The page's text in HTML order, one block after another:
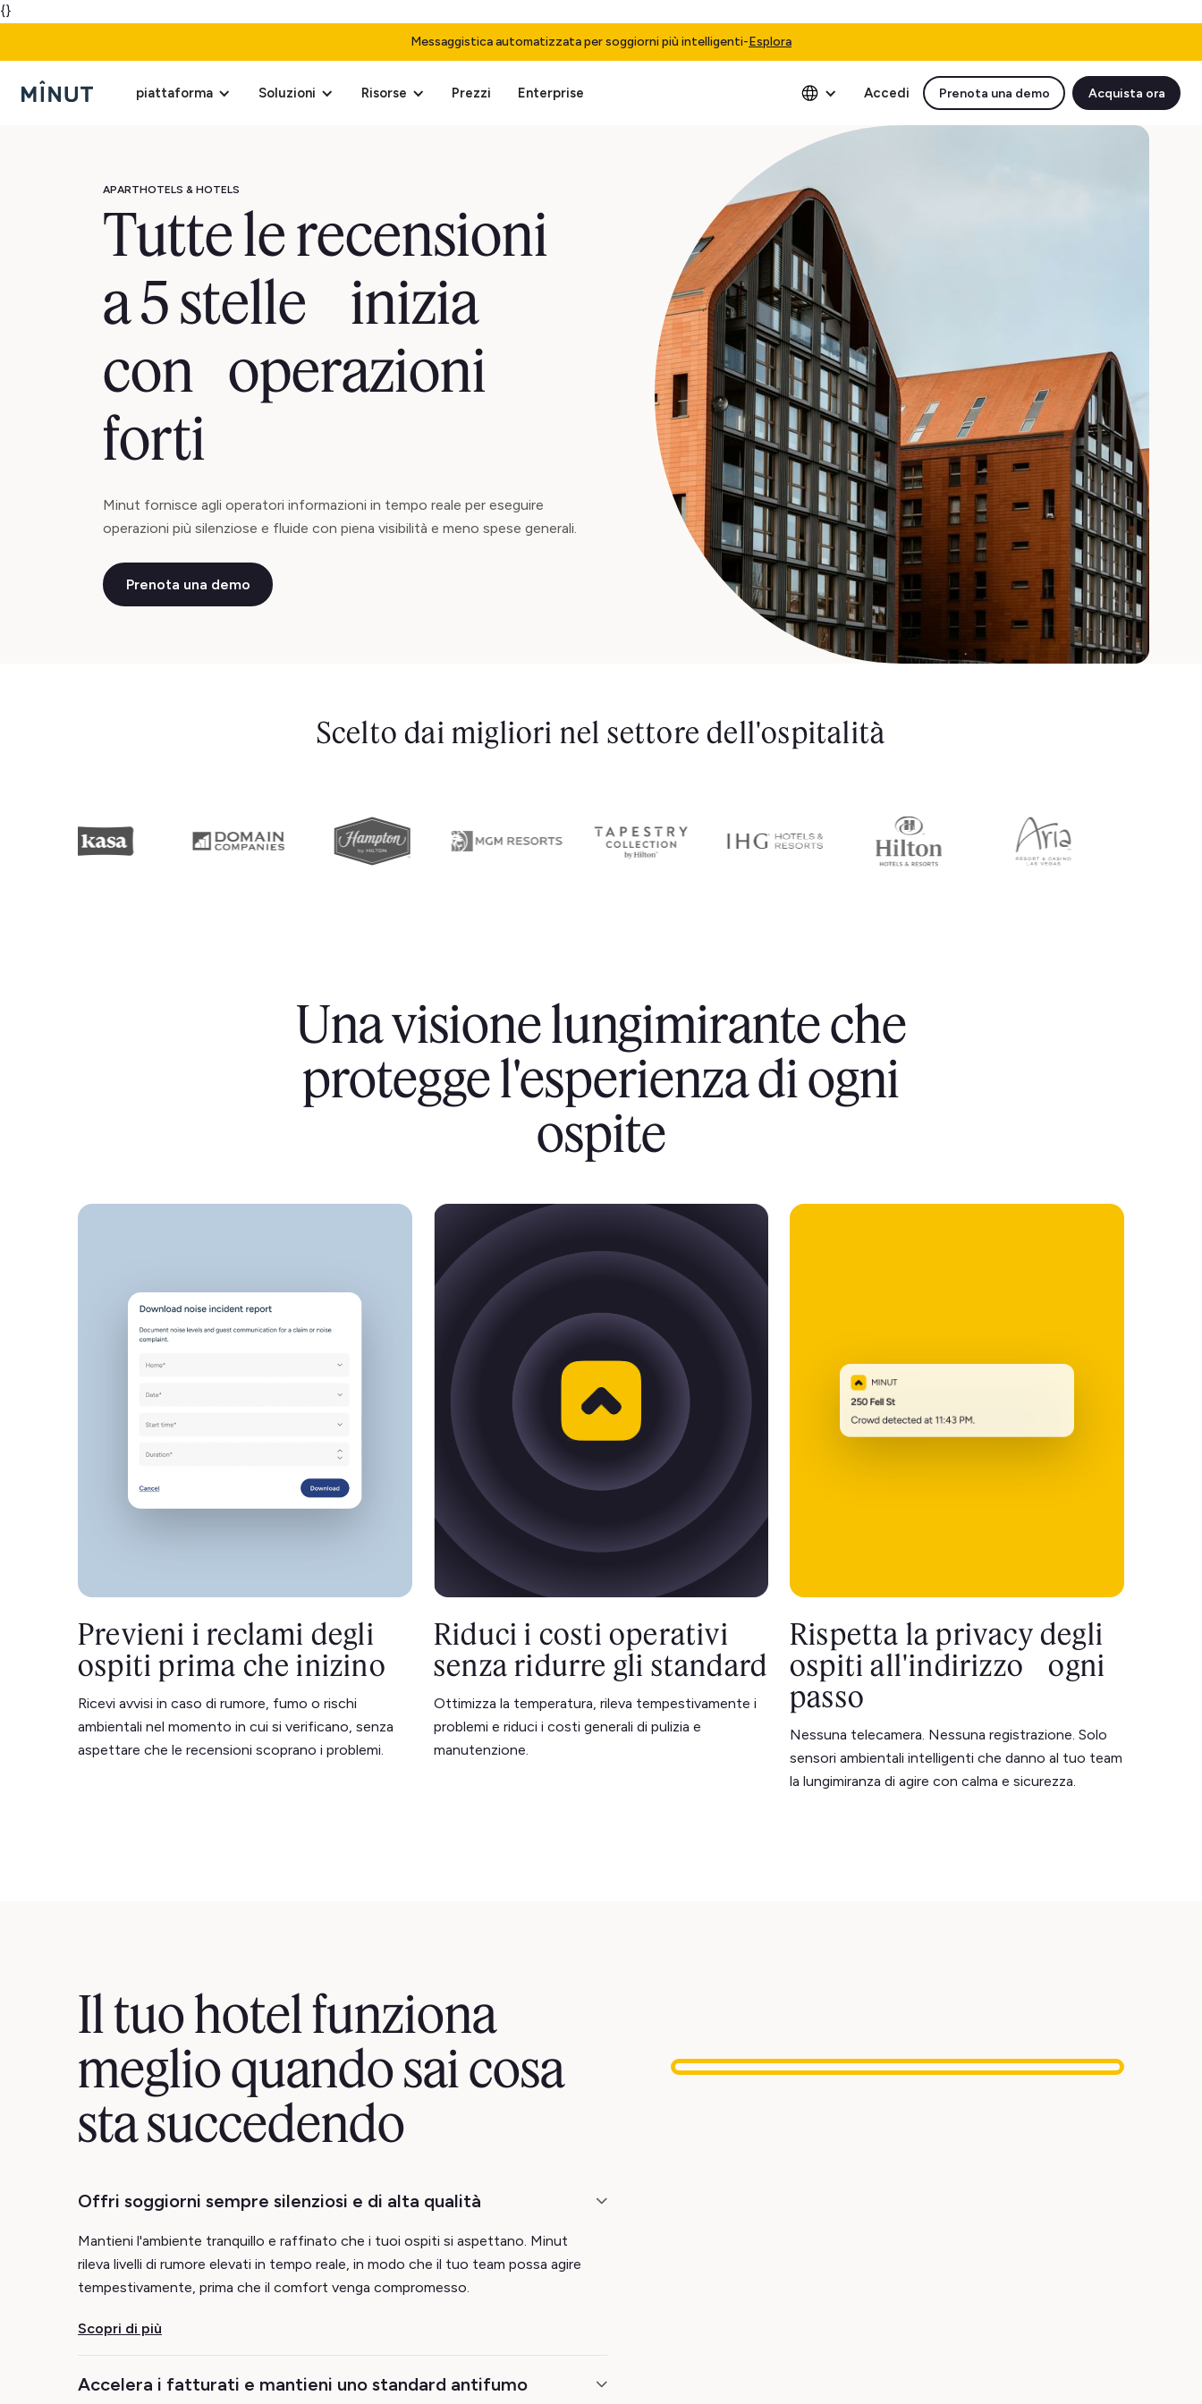
{}
Messaggistica automatizzata per soggiorni più intelligenti-Esplora
piattaforma Soluzioni Risorse Prezzi Enterprise Accedi Prenota una demo Acquista ora
APARTHOTELS & HOTELS
Tutte le recensioni
a 5 stelle inizia
con operazioni
forti
Minut fornisce agli operatori informazioni in tempo reale per eseguire
operazioni più silenziose e fluide con piena visibilità e meno spese generali.
Prenota una demo
Scelto dai migliori nel settore dell'ospitalità
Una visione lungimirante che
protegge l'esperienza di ogni
ospite
Previeni i reclami degli
ospiti prima che inizino
Ricevi avvisi in caso di rumore, fumo o rischi
ambientali nel momento in cui si verificano, senza
aspettare che le recensioni scoprano i problemi.
Riduci i costi operativi
senza ridurre gli standard
Ottimizza la temperatura, rileva tempestivamente i
problemi e riduci i costi generali di pulizia e
manutenzione.
Rispetta la privacy degli
ospiti all'indirizzo ogni
passo
Nessuna telecamera. Nessuna registrazione. Solo
sensori ambientali intelligenti che danno al tuo team
la lungimiranza di agire con calma e sicurezza.
Il tuo hotel funziona
meglio quando sai cosa
sta succedendo
Offri soggiorni sempre silenziosi e di alta qualità
Mantieni l'ambiente tranquillo e raffinato che i tuoi ospiti si aspettano. Minut
rileva livelli di rumore elevati in tempo reale, in modo che il tuo team possa agire
tempestivamente, prima che il comfort venga compromesso.
Scopri di più
Accelera i fatturati e mantieni uno standard antifumo